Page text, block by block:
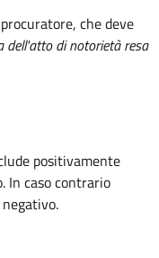
che deve
dell'atto di notorietà resa
positivamente
In caso contrario